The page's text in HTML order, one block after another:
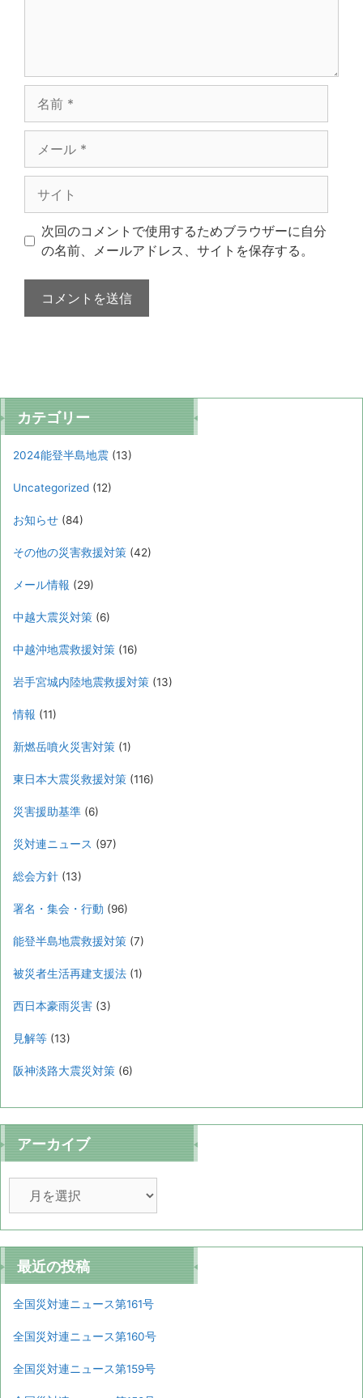
ル
次回のコメントで使用するためブラウザーに自分
の名前、メールアドレス、サイトを保存する。
カテゴリー
2024能登半島地震 (13)
Uncategorized (12)
お知らせ (84)
その他の災害救援対策 (42)
メール情報 (29)
中越大震災対策 (6)
中越沖地震救援対策 (16)
岩手宮城内陸地震救援対策 (13)
情報 (11)
新燃岳噴火災害対策 (1)
東日本大震災救援対策 (116)
災害援助基準 (6)
災対連ニュース (97)
総会方針 (13)
署名・集会・行動 (96)
能登半島地震救援対策 (7)
被災者生活再建支援法 (1)
西日本豪雨災害 (3)
見解等 (13)
阪神淡路大震災対策 (6)
アーカイブ
カ
イ
ブ
最近の投稿
全国災対連ニュース第161号
全国災対連ニュース第160号
全国災対連ニュース第159号